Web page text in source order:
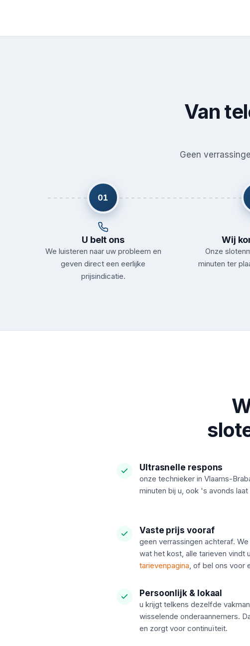
Van
Geen
01
U belt ons
We luisteren naar uw probleem en
geven direct een eerlijke
prijsindicatie.
Wij
Onze
minuten ter
Ultrasnelle respons
onze technieker in Vlaams-
minuten bij u, ook 's avonds
Vaste prijs vooraf
geen verrassingen achteraf.
wat het kost, alle tarieven vindt
tarievenpagina, of bel ons voor
Persoonlijk & lokaal
u krijgt telkens dezelfde
wisselende onderaannemers.
en zorgt voor continuïteit.